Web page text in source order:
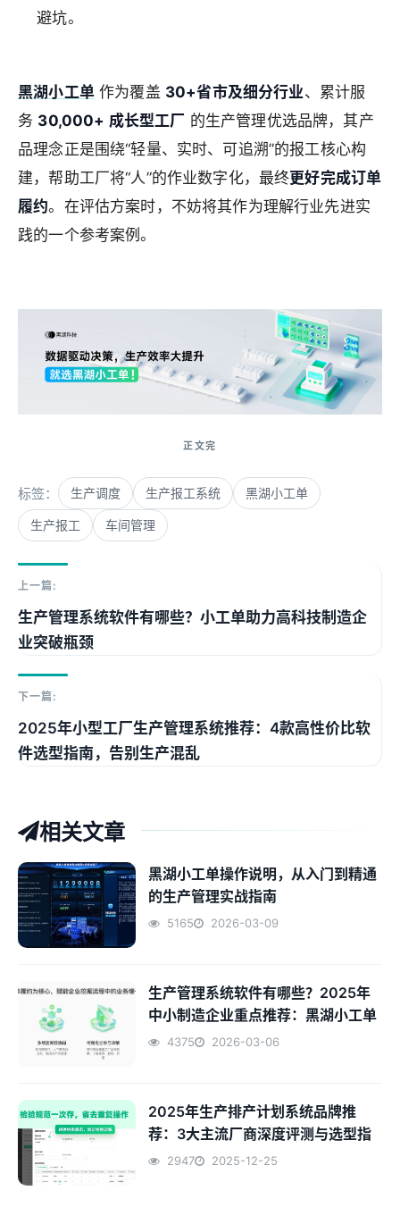
避坑。
黑湖小工单作为覆盖 30+省市及细分行业、累计服
务 30,000+ 成长型工厂 的生产管理优选品牌，其产
品理念正是围绕“轻量、实时、可追溯”的报工核心构
建，帮助工厂将“人”的作业数字化，最终更好完成订单
履约。在评估方案时，不妨将其作为理解行业先进实
践的一个参考案例。
标签： 生产调度 生产报工系统 黑湖小工单
生产报工 车间管理
上一篇:
生产管理系统软件有哪些？小工单助力高科技制造企
业突破瓶颈
下一篇:
2025年小型工厂生产管理系统推荐：4款高性价比软
件选型指南，告别生产混乱
相关文章
黑湖小工单操作说明，从入门到精通
的生产管理实战指南
5165 2026-03-09
生产管理系统软件有哪些？2025年
中小制造企业重点推荐：黑湖小工单
4375 2026-03-06
2025年生产排产计划系统品牌推
荐：3大主流厂商深度评测与选型指
南 2947 2025-12-25